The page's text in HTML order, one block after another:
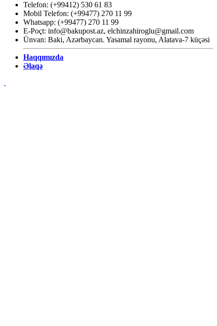
Telefon: (+99412) 530 61 83
Mobil Telefon: (+99477) 270 11 99
Whatsapp: (+99477) 270 11 99
E-Poçt: info@bakupost.az, elchinzahiroglu@gmail.com
Ünvan: Baki, Azərbaycan. Yasamal rayonu, Alatava-7 küçəsi
Haqqımızda
Əlaqə